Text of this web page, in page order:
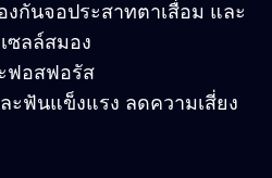
งกันจอประสาทตาเสื่อม และ
ซลล์สมอง
ฟอสฟอรัส
ะฟันแข็งแรง ลดความเสี่ยง